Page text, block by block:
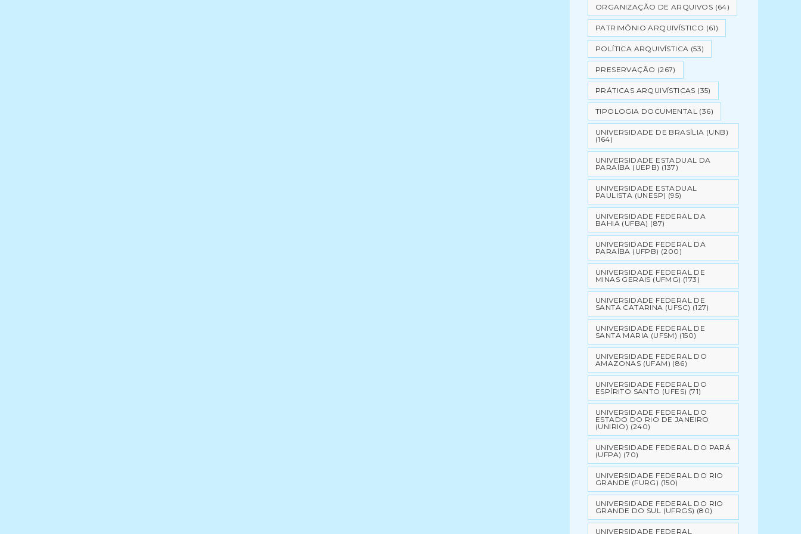
ORGANIZAÇÃO DE ARQUIVOS (64)
PATRIMÔNIO ARQUIVÍSTICO (61)
POLÍTICA ARQUIVÍSTICA (53)
PRESERVAÇÃO (267)
PRÁTICAS ARQUIVÍSTICAS (35)
TIPOLOGIA DOCUMENTAL (36)
UNIVERSIDADE DE BRASÍLIA (UNB)
(164)
UNIVERSIDADE ESTADUAL DA
PARAÍBA (UEPB) (137)
UNIVERSIDADE ESTADUAL
PAULISTA (UNESP) (95)
UNIVERSIDADE FEDERAL DA
BAHIA (UFBA) (87)
UNIVERSIDADE FEDERAL DA
PARAÍBA (UFPB) (200)
UNIVERSIDADE FEDERAL DE
MINAS GERAIS (UFMG) (173)
UNIVERSIDADE FEDERAL DE
SANTA CATARINA (UFSC) (127)
UNIVERSIDADE FEDERAL DE
SANTA MARIA (UFSM) (150)
UNIVERSIDADE FEDERAL DO
AMAZONAS (UFAM) (86)
UNIVERSIDADE FEDERAL DO
ESPÍRITO SANTO (UFES) (71)
UNIVERSIDADE FEDERAL DO
ESTADO DO RIO DE JANEIRO
(UNIRIO) (240)
UNIVERSIDADE FEDERAL DO PARÁ
(UFPA) (70)
UNIVERSIDADE FEDERAL DO RIO
GRANDE (FURG) (150)
UNIVERSIDADE FEDERAL DO RIO
GRANDE DO SUL (UFRGS) (80)
UNIVERSIDADE FEDERAL